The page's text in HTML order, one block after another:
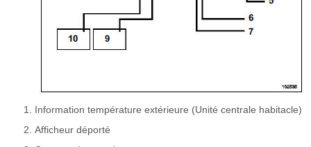
Information température extérieure (Unité centrale habitacle)
Afficheur déporté